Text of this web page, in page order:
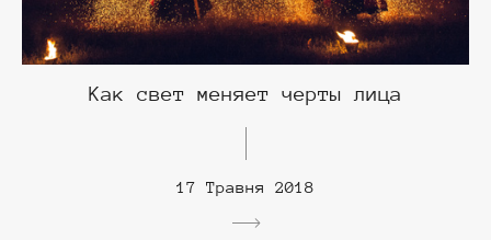
Как свет меняет черты лица
17 Травня 2018